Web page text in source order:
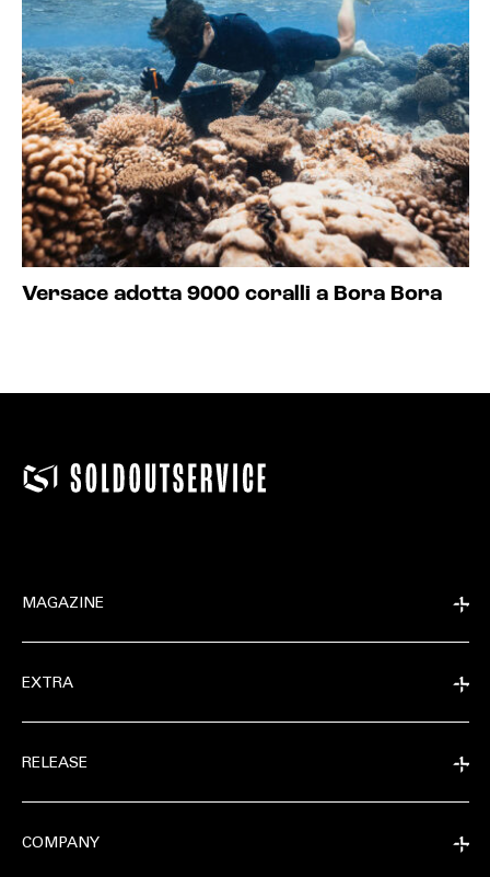
Versace adotta 9000 coralli a Bora Bora
MAGAZINE
EXTRA
RELEASE
COMPANY